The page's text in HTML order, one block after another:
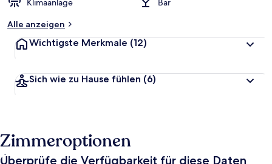
Klimaanlage
Bar
Alle anzeigen
Wichtigste Merkmale (12)
Sich wie zu Hause fühlen (6)
Zimmeroptionen
Überprüfe die Verfügbarkeit für diese Daten